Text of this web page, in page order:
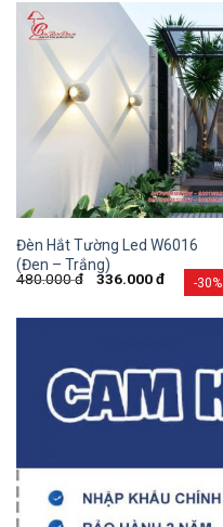
-30%
Đèn Hắt Tường Led W6016
(Đen – Trắng)
480.000đ 336.000đ